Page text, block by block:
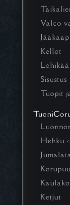
Valco
Kellot
Tuopit
Hehku -
Korupuu
Ketjut